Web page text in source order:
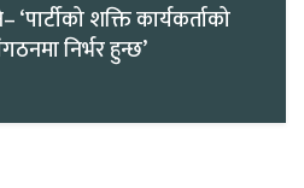
शक्ति कार्यकर्ताको
निर्भर हुन्छ’